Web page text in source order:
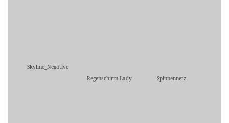
Skyline_Negative
Regenschirm-Lady
Spinnennetz